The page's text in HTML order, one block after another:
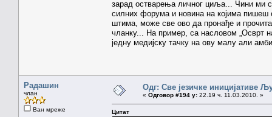
зарад остварења личног циља... Чини ми
силних форума и новина на којима пишеш
штима, може све ово да пронађе и
чланку... На пример, са насловом „Осврт
једну медијску тачку на ову малу али
Радашин
члан
Ван мреже
Одг: Све језичке иницијативе
« Одговор #194 у: 22.19 ч. 11.03.2010. »
Цитат